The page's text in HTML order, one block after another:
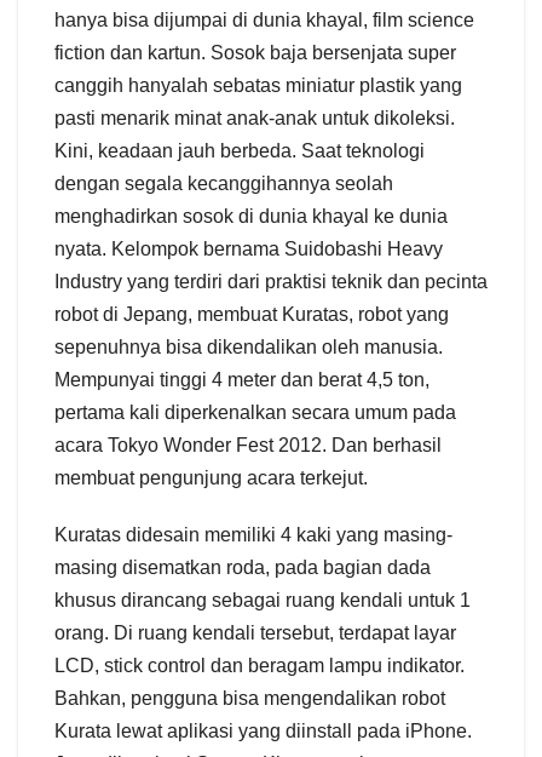
hanya bisa dijumpai di dunia khayal, film science
fiction dan kartun. Sosok baja bersenjata super
canggih hanyalah sebatas miniatur plastik yang
pasti menarik minat anak-anak untuk dikoleksi.
Kini, keadaan jauh berbeda. Saat teknologi
dengan segala kecanggihannya seolah
menghadirkan sosok di dunia khayal ke dunia
nyata. Kelompok bernama Suidobashi Heavy
Industry yang terdiri dari praktisi teknik dan pecinta
robot di Jepang, membuat Kuratas, robot yang
sepenuhnya bisa dikendalikan oleh manusia.
Mempunyai tinggi 4 meter dan berat 4,5 ton,
pertama kali diperkenalkan secara umum pada
acara Tokyo Wonder Fest 2012. Dan berhasil
membuat pengunjung acara terkejut.
Kuratas didesain memiliki 4 kaki yang masing-
masing disematkan roda, pada bagian dada
khusus dirancang sebagai ruang kendali untuk 1
orang. Di ruang kendali tersebut, terdapat layar
LCD, stick control dan beragam lampu indikator.
Bahkan, pengguna bisa mengendalikan robot
Kurata lewat aplikasi yang diinstall pada iPhone.